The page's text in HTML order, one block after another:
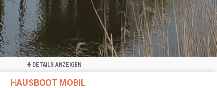
DETAILS ANZEIGEN
HAUSBOOT MOBIL